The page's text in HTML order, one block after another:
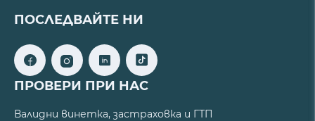
ПОСЛЕДВАЙТЕ НИ
ПРОВЕРИ ПРИ НАС
Валидни винетка, застраховка и ГТП